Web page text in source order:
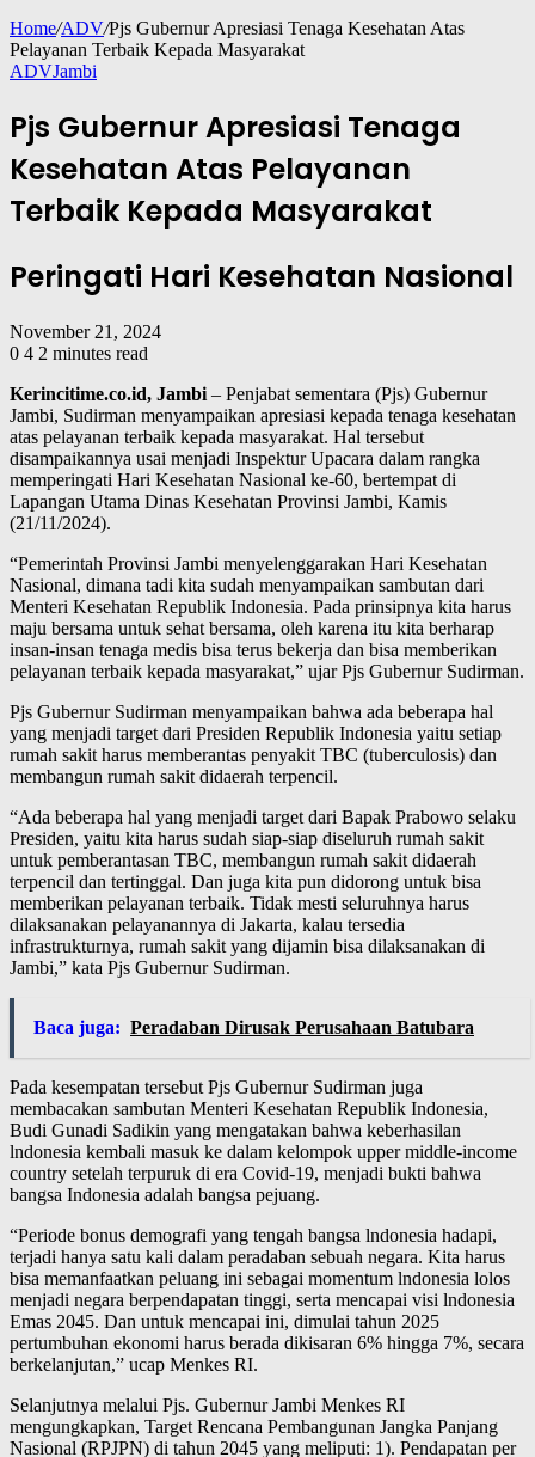
Home/ADV/Pjs Gubernur Apresiasi Tenaga Kesehatan Atas
Pelayanan Terbaik Kepada Masyarakat
ADVJambi
Pjs Gubernur Apresiasi Tenaga
Kesehatan Atas Pelayanan
Terbaik Kepada Masyarakat
Peringati Hari Kesehatan Nasional
November 21, 2024
0 4 2 minutes read
Kerincitime.co.id, Jambi – Penjabat sementara (Pjs) Gubernur
Jambi, Sudirman menyampaikan apresiasi kepada tenaga kesehatan
atas pelayanan terbaik kepada masyarakat. Hal tersebut
disampaikannya usai menjadi Inspektur Upacara dalam rangka
memperingati Hari Kesehatan Nasional ke-60, bertempat di
Lapangan Utama Dinas Kesehatan Provinsi Jambi, Kamis
(21/11/2024).
“Pemerintah Provinsi Jambi menyelenggarakan Hari Kesehatan
Nasional, dimana tadi kita sudah menyampaikan sambutan dari
Menteri Kesehatan Republik Indonesia. Pada prinsipnya kita harus
maju bersama untuk sehat bersama, oleh karena itu kita berharap
insan-insan tenaga medis bisa terus bekerja dan bisa memberikan
pelayanan terbaik kepada masyarakat,” ujar Pjs Gubernur Sudirman.
Pjs Gubernur Sudirman menyampaikan bahwa ada beberapa hal
yang menjadi target dari Presiden Republik Indonesia yaitu setiap
rumah sakit harus memberantas penyakit TBC (tuberculosis) dan
membangun rumah sakit didaerah terpencil.
“Ada beberapa hal yang menjadi target dari Bapak Prabowo selaku
Presiden, yaitu kita harus sudah siap-siap diseluruh rumah sakit
untuk pemberantasan TBC, membangun rumah sakit didaerah
terpencil dan tertinggal. Dan juga kita pun didorong untuk bisa
memberikan pelayanan terbaik. Tidak mesti seluruhnya harus
dilaksanakan pelayanannya di Jakarta, kalau tersedia
infrastrukturnya, rumah sakit yang dijamin bisa dilaksanakan di
Jambi,” kata Pjs Gubernur Sudirman.
Baca juga: Peradaban Dirusak Perusahaan Batubara
Pada kesempatan tersebut Pjs Gubernur Sudirman juga
membacakan sambutan Menteri Kesehatan Republik Indonesia,
Budi Gunadi Sadikin yang mengatakan bahwa keberhasilan
lndonesia kembali masuk ke dalam kelompok upper middle-income
country setelah terpuruk di era Covid-19, menjadi bukti bahwa
bangsa Indonesia adalah bangsa pejuang.
“Periode bonus demografi yang tengah bangsa lndonesia hadapi,
terjadi hanya satu kali dalam peradaban sebuah negara. Kita harus
bisa memanfaatkan peluang ini sebagai momentum lndonesia lolos
menjadi negara berpendapatan tinggi, serta mencapai visi lndonesia
Emas 2045. Dan untuk mencapai ini, dimulai tahun 2025
pertumbuhan ekonomi harus berada dikisaran 6% hingga 7%, secara
berkelanjutan,” ucap Menkes RI.
Selanjutnya melalui Pjs. Gubernur Jambi Menkes RI
mengungkapkan, Target Rencana Pembangunan Jangka Panjang
Nasional (RPJPN) di tahun 2045 yang meliputi: 1). Pendapatan per